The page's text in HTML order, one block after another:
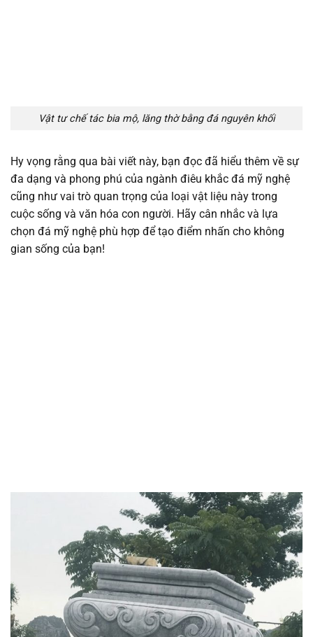
Vật tư chế tác bia mộ, lăng thờ bằng đá nguyên khối
Hy vọng rằng qua bài viết này, bạn đọc đã hiểu thêm về sự
đa dạng và phong phú của ngành điêu khắc đá mỹ nghệ
cũng như vai trò quan trọng của loại vật liệu này trong
cuộc sống và văn hóa con người. Hãy cân nhắc và lựa
chọn đá mỹ nghệ phù hợp để tạo điểm nhấn cho không
gian sống của bạn!